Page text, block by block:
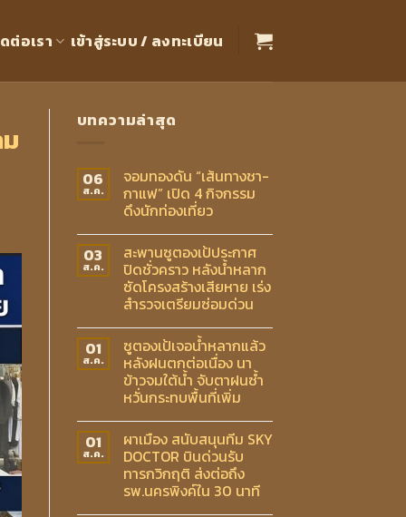
ต่อเรา เข้าสู่ระบบ / ลงทะเบียน
บทความล่าสุด
06
ส.ค.
จอมทองดัน “เส้นทางชา-
กาแฟ” เปิด 4 กิจกรรม
ดึงนักท่องเที่ยว
03
ส.ค.
สะพานซูตองเป้ประกาศ
ปิดชั่วคราว หลังน้ำหลาก
ซัดโครงสร้างเสียหาย เร่ง
สำรวจเตรียมซ่อมด่วน
01
ส.ค.
ซูตองเป้เจอน้ำหลากแล้ว
หลังฝนตกต่อเนื่อง นา
ข้าวจมใต้น้ำ จับตาฝนซ้ำ
หวั่นกระทบพื้นที่เพิ่ม
01
ส.ค.
ผาเมือง สนับสนุนทีม SKY
DOCTOR บินด่วนรับ
ทารกวิกฤติ ส่งต่อถึง
รพ.นครพิงค์ใน 30 นาที